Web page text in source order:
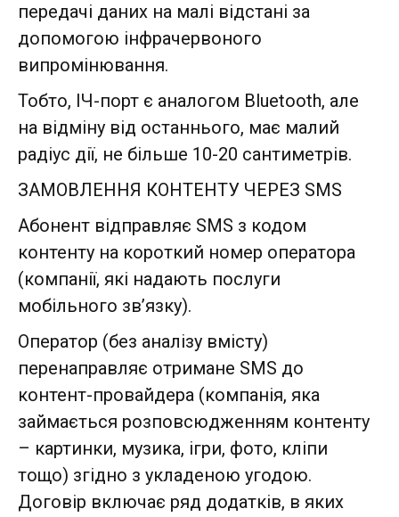
передачі даних на малі відстані за
допомогою інфрачервоного
випромінювання.
Тобто, ІЧ-порт є аналогом Bluetooth, але
на відміну від останнього, має малий
радіус дії, не більше 10-20 сантиметрів.
ЗАМОВЛЕННЯ КОНТЕНТУ ЧЕРЕЗ SMS
Абонент відправляє SMS з кодом
контенту на короткий номер оператора
(компанії, які надають послуги
мобільного зв’язку).
Оператор (без аналізу вмісту)
перенаправляє отримане SMS до
контент-провайдера (компанія, яка
займається розповсюдженням контенту
– картинки, музика, ігри, фото, кліпи
тощо) згідно з укладеною угодою.
Договір включає ряд додатків, в яких